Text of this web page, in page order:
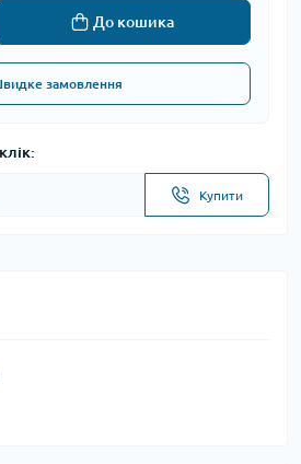
До кошика
замовлення
Купити